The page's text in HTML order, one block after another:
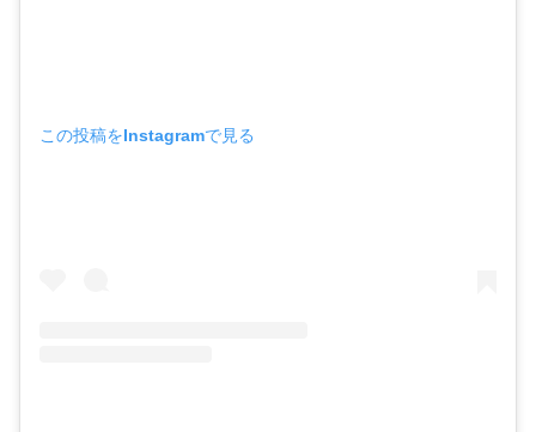
この投稿をInstagramで見る